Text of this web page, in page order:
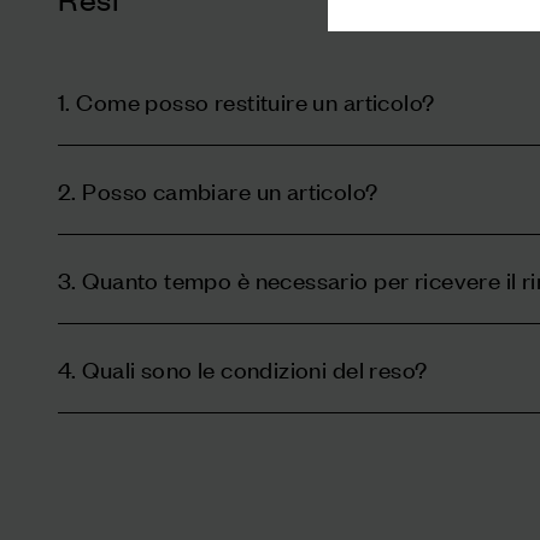
1. Come posso restituire un articolo?
2. Posso cambiare un articolo?
3. Quanto tempo è necessario per ricevere il
4. Quali sono le condizioni del reso?